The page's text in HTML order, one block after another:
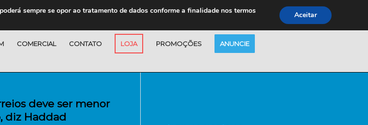
COMERCIAL CONTATO LOJA PROMOÇÕES ANUNCIE
deve ser menor
diz Haddad
sempre se opor ao tratamento de dados conforme a finalidade nos termos
Aceitar